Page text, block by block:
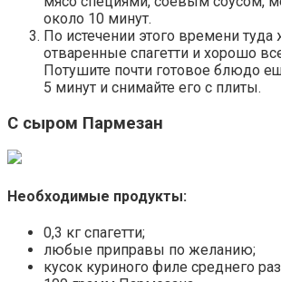
около 10 минут.
По истечении этого времени туда
отваренные спагетти и хорошо
Потушите почти готовое блюдо
5 минут и снимайте его с плиты.
С сыром Пармезан
Необходимые продукты:
0,3 кг спагетти;
любые приправы по желанию;
кусок куриного филе среднего